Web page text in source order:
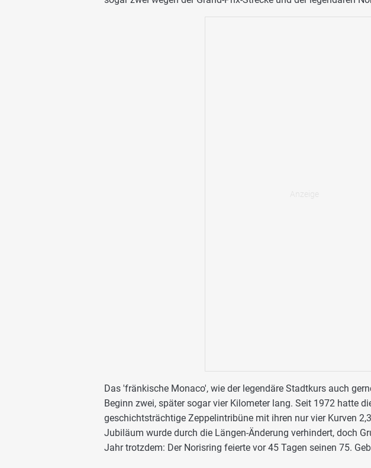
Das 'fränkische Monaco', wie der legendäre Stadtkurs auch
Beginn zwei, später sogar vier Kilometer lang. Seit 1972 hatte
geschichtsträchtige Zeppelintribüne mit ihren nur vier Kurven
Jubiläum wurde durch die Längen-Änderung verhindert, doch
Jahr trotzdem: Der Norisring feierte vor 45 Tagen seinen 75.